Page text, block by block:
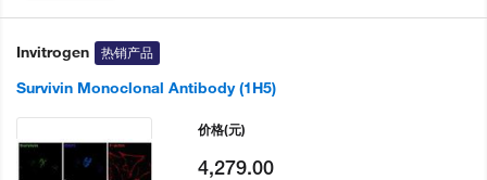
Invitrogen 热销产品
Survivin Monoclonal Antibody (1H5)
价格(元)
4,279.00